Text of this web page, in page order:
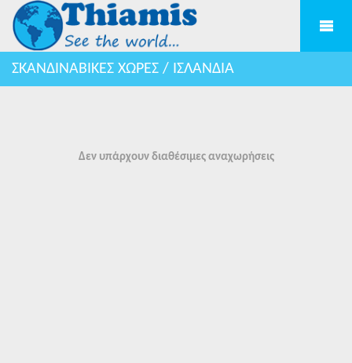
ΣΚΑΝΔΙΝΑΒΙΚΕΣ ΧΩΡΕΣ / ΙΣΛΑΝΔΙΑ
Δεν υπάρχουν διαθέσιμες αναχωρήσεις